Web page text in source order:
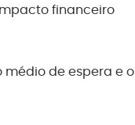
financeiro
médio de espera e o